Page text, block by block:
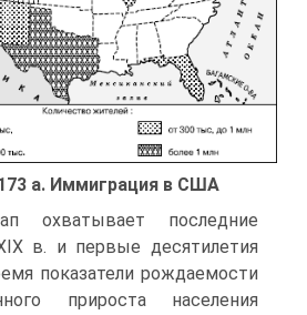
а. Иммиграция в США
охватывает последние
в. и первые десятилетия
показатели рождаемости
прироста населения